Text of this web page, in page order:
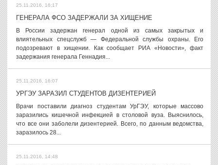
25.11.2016, 16:17
ГЕНЕРАЛА ФСО ЗАДЕРЖАЛИ ЗА ХИЩЕНИЕ
В России задержан генерал одной из самых закрытых и
влиятельных спецслужб — Федеральной службы охраны. Его
подозревают в хищении. Как сообщает РИА «Новости», факт
задержания генерала Геннадия...
25.11.2016, 16:07
УРГЭУ ЗАРАЗИЛ СТУДЕНТОВ ДИЗЕНТЕРИЕЙ
Врачи поставили диагноз студентам УрГЭУ, которые массово
заразились кишечной инфекцией в столовой вуза. Выяснилось,
что все они заболели дизентерией. Всего, по данным ведомства,
заразилось 28...
25.11.2016, 14:48